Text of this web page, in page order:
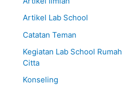
Artikel Lab School
Catatan Teman
Kegiatan Lab School Rumah
Citta
Konseling